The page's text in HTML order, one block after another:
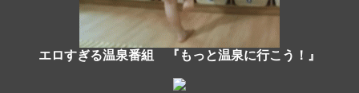
エロすぎる温泉番組 『もっと温泉に行こう！』